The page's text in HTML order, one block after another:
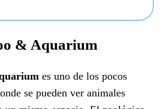
& Aquarium
es uno de los pocos
se pueden ver animales